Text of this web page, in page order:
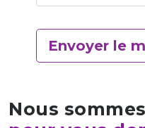
Envoyer le
Nous